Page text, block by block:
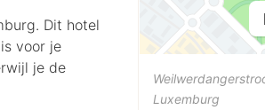
Dit hotel
voor je
je de
Luxemburg